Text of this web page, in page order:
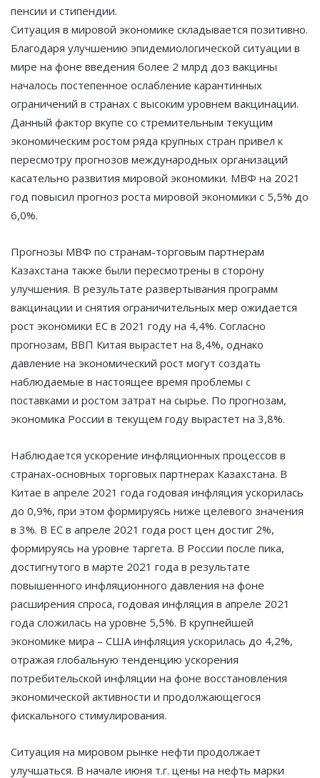
пенсии и стипендии.
Ситуация в мировой экономике складывается позитивно.
Благодаря улучшению эпидемиологической ситуации в
мире на фоне введения более 2 млрд доз вакцины
началось постепенное ослабление карантинных
ограничений в странах с высоким уровнем вакцинации.
Данный фактор вкупе со стремительным текущим
экономическим ростом ряда крупных стран привел к
пересмотру прогнозов международных организаций
касательно развития мировой экономики. МВФ на 2021
год повысил прогноз роста мировой экономики с 5,5% до
6,0%.
Прогнозы МВФ по странам-торговым партнерам
Казахстана также были пересмотрены в сторону
улучшения. В результате развертывания программ
вакцинации и снятия ограничительных мер ожидается
рост экономики ЕС в 2021 году на 4,4%. Согласно
прогнозам, ВВП Китая вырастет на 8,4%, однако
давление на экономический рост могут создать
наблюдаемые в настоящее время проблемы с
поставками и ростом затрат на сырье. По прогнозам,
экономика России в текущем году вырастет на 3,8%.
Наблюдается ускорение инфляционных процессов в
странах-основных торговых партнерах Казахстана. В
Китае в апреле 2021 года годовая инфляция ускорилась
до 0,9%, при этом формируясь ниже целевого значения
в 3%. В ЕС в апреле 2021 года рост цен достиг 2%,
формируясь на уровне таргета. В России после пика,
достигнутого в марте 2021 года в результате
повышенного инфляционного давления на фоне
расширения спроса, годовая инфляция в апреле 2021
года сложилась на уровне 5,5%. В крупнейшей
экономике мира – США инфляция ускорилась до 4,2%,
отражая глобальную тенденцию ускорения
потребительской инфляции на фоне восстановления
экономической активности и продолжающегося
фискального стимулирования.
Ситуация на мировом рынке нефти продолжает
улучшаться. В начале июня т.г. цены на нефть марки